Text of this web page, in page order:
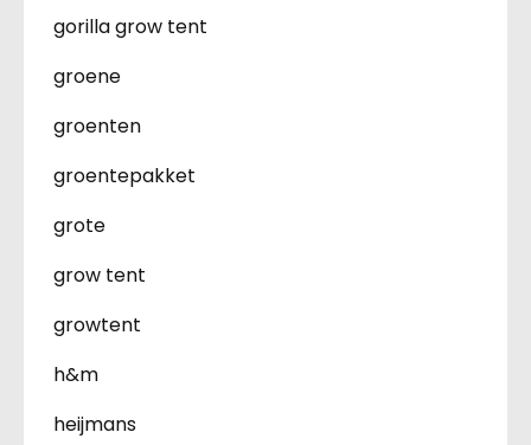
gorilla grow tent
groene
groenten
groentepakket
grote
grow tent
growtent
h&m
heijmans